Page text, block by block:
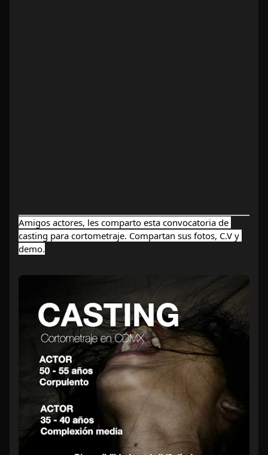
Amigos actores, les comparto esta convocatoria de
casting para cortometraje. Compartan sus fotos, C.V y
demo.